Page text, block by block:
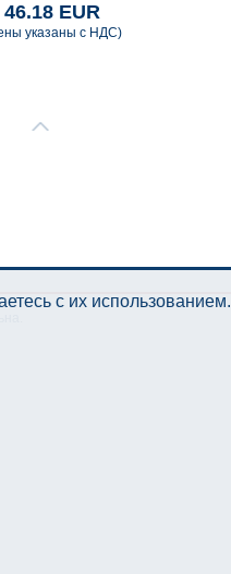
46.18 EUR
указаны с НДС)
с их использованием.